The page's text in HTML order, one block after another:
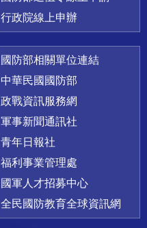
行政院線上申辦
國防部相關單位連結
中華民國國防部
政戰資訊服務網
軍事新聞通訊社
青年日報社
福利事業管理處
國軍人才招募中心
全民國防教育全球資訊網